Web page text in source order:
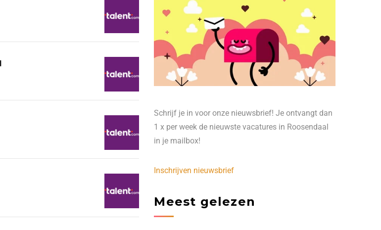
Schrijf je in voor onze nieuwsbrief! Je ontvangt dan
1 x per week de nieuwste vacatures in Roosendaal
in je mailbox!
Inschrijven nieuwsbrief
Meest gelezen